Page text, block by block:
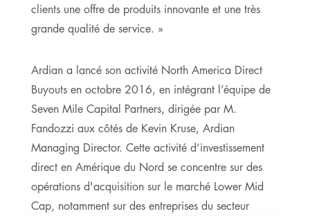
clients une offre de produits innovante et une très
grande qualité de service. »
Ardian a lancé son activité North America Direct
Buyouts en octobre 2016, en intégrant l’équipe de
Seven Mile Capital Partners, dirigée par M.
Fandozzi aux côtés de Kevin Kruse, Ardian
Managing Director. Cette activité d’investissement
direct en Amérique du Nord se concentre sur des
opérations d'acquisition sur le marché Lower Mid
Cap, notamment sur des entreprises du secteur